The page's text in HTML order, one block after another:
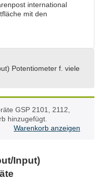
Potentiometer f. viele
GSP 2101, 2112,
hinzugefügt.
Warenkorb anzeigen
Input)
international
mit den